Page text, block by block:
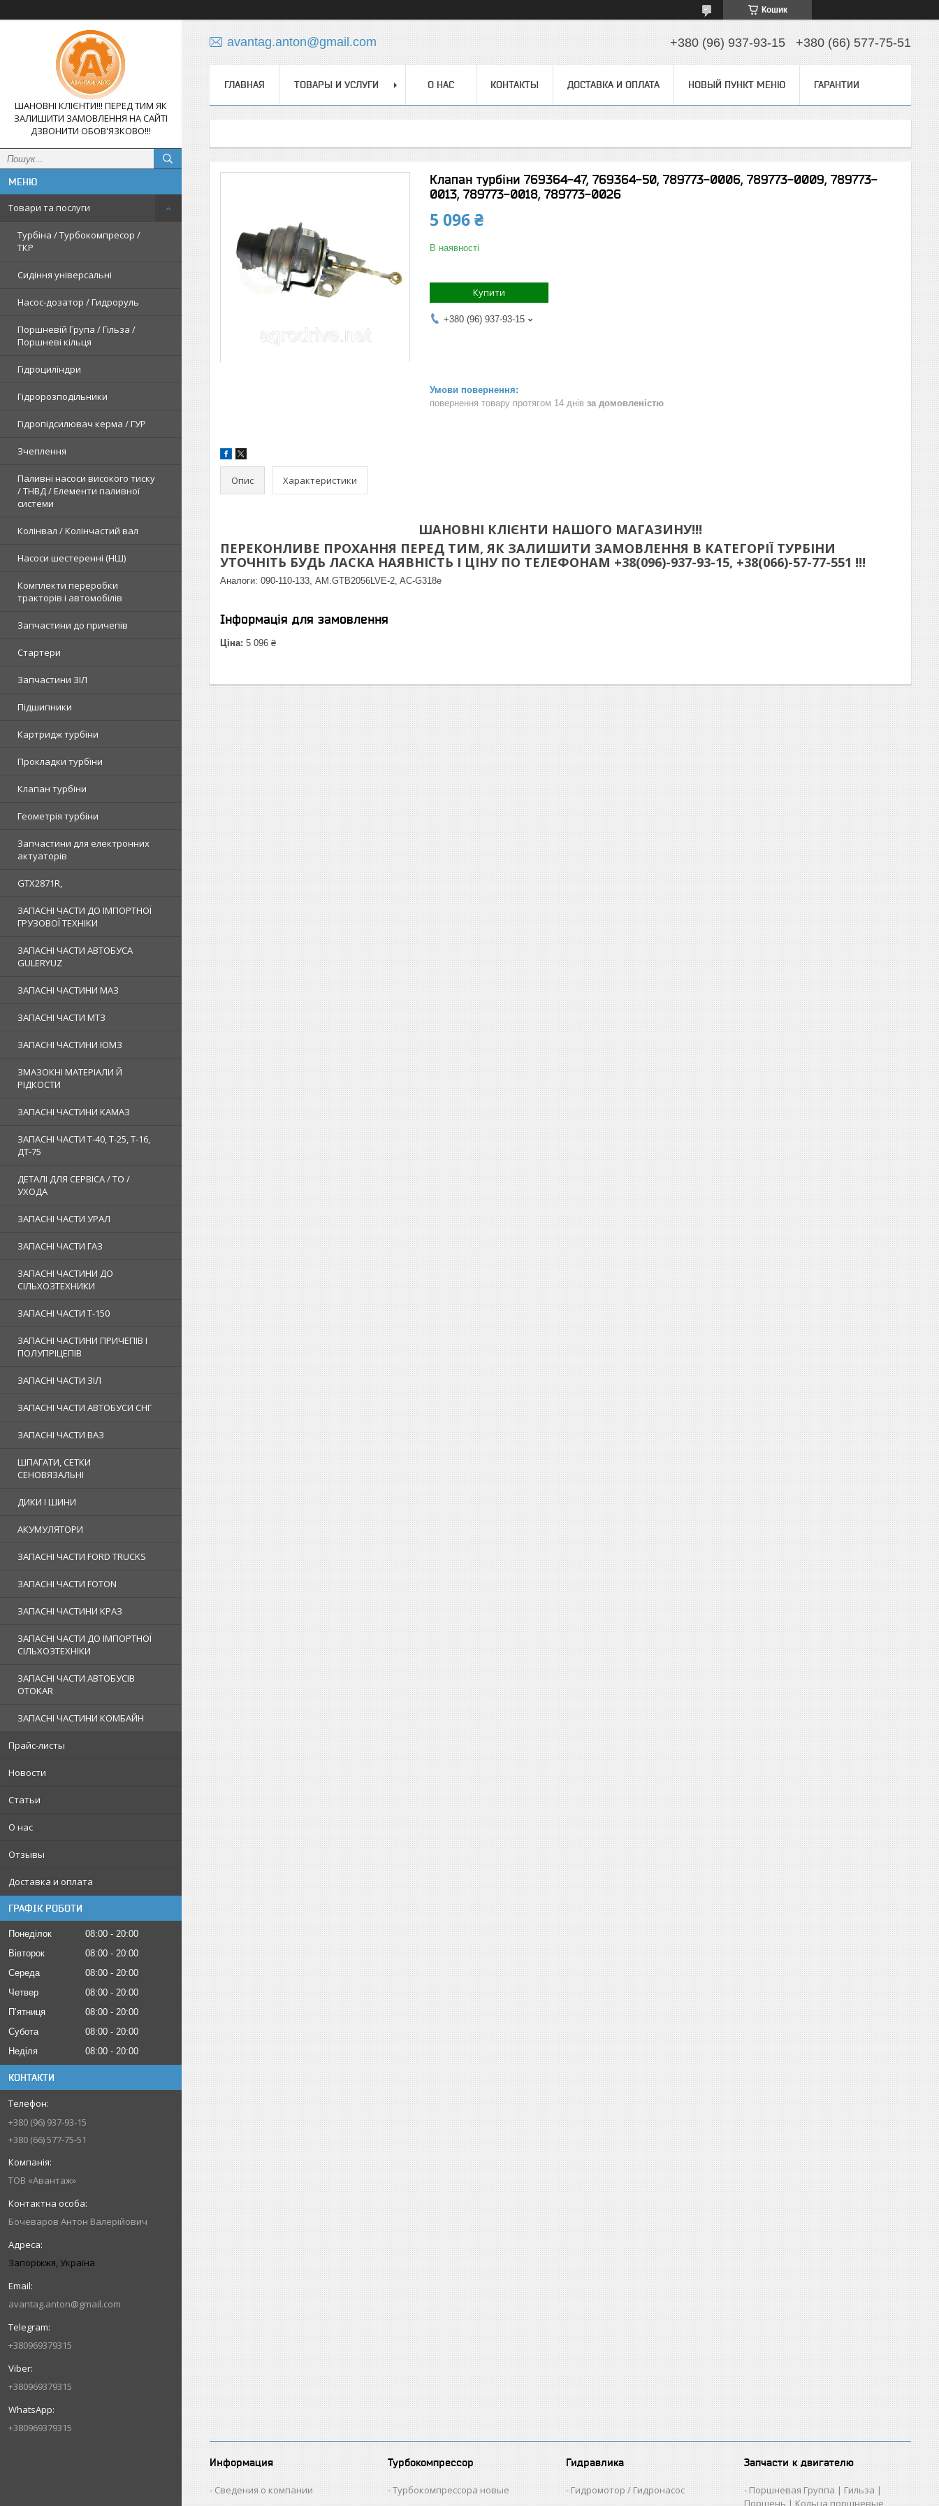
Кошик
ШАНОВНІ КЛІЄНТИ!!! ПЕРЕД ТИМ ЯК
ЗАЛИШИТИ ЗАМОВЛЕННЯ НА САЙТІ
ДЗВОНИТИ ОБОВ'ЯЗКОВО!!!
Товари та послуги
Турбіна / Турбокомпресор /
ТКР
Сидіння універсальні
Насос-дозатор / Гидроруль
Поршневій Група / Гільза /
Поршневі кільця
Гідроциліндри
Гідророзподільники
Гідропідсилювач керма / ГУР
Зчеплення
Паливні насоси високого тиску
/ ТНВД / Елементи паливної
системи
Колінвал / Колінчастий вал
Насоси шестеренні (НШ)
Комплекти переробки
тракторів і автомобілів
Запчастини до причепів
Стартери
Запчастини ЗІЛ
Підшипники
Картридж турбіни
Прокладки турбіни
Клапан турбіни
Геометрія турбіни
Запчастини для електронних
актуаторів
GTX2871R,
ЗАПАСНІ ЧАСТИ ДО ІМПОРТНОЇ
ГРУЗОВОЇ ТЕХНІКИ
ЗАПАСНІ ЧАСТИ АВТОБУСА
GULERYUZ
ЗАПАСНІ ЧАСТИНИ МАЗ
ЗАПАСНІ ЧАСТИ МТЗ
ЗАПАСНІ ЧАСТИНИ ЮМЗ
ЗМАЗОКНІ МАТЕРІАЛИ Й
РІДКОСТИ
ЗАПАСНІ ЧАСТИНИ КАМАЗ
ЗАПАСНІ ЧАСТИ Т-40, Т-25, Т-16,
ДТ-75
ДЕТАЛІ ДЛЯ СЕРВІСА / ТО /
УХОДА
ЗАПАСНІ ЧАСТИ УРАЛ
ЗАПАСНІ ЧАСТИ ГАЗ
ЗАПАСНІ ЧАСТИНИ ДО
СІЛЬХОЗТЕХНИКИ
ЗАПАСНІ ЧАСТИ Т-150
ЗАПАСНІ ЧАСТИНИ ПРИЧЕПІВ І
ПОЛУПРІЦЕПІВ
ЗАПАСНІ ЧАСТИ ЗІЛ
ЗАПАСНІ ЧАСТИ АВТОБУСИ СНГ
ЗАПАСНІ ЧАСТИ ВАЗ
ШПАГАТИ, СЕТКИ
СЕНОВЯЗАЛЬНІ
ДИКИ І ШИНИ
АКУМУЛЯТОРИ
ЗАПАСНІ ЧАСТИ FORD TRUCKS
ЗАПАСНІ ЧАСТИ FOTON
ЗАПАСНІ ЧАСТИНИ КРАЗ
ЗАПАСНІ ЧАСТИ ДО ІМПОРТНОЇ
СІЛЬХОЗТЕХНІКИ
ЗАПАСНІ ЧАСТИ АВТОБУСІВ
OTOKAR
ЗАПАСНІ ЧАСТИНИ КОМБАЙН
Прайс-листы
Новости
Статьи
О нас
Отзывы
Доставка и оплата
ГРАФІК РОБОТИ
Понеділок 08:00
20:00
Вівторок
08:00
20:00
Середа
08:00
20:00
Четвер
08:00
20:00
Пʼятниця
08:00
20:00
Субота
08:00
20:00
Неділя
08:00 20:00
КОНТАКТИ
+380 (96) 937-93-15
+380 (66) 577-75-51
ТОВ «Авантаж»
Бочеваров Антон Валерійович
Запоріжжя, Україна
avantag.anton@gmail.com
+380969379315
+380969379315
+380969379315
avantag.anton@gmail.com +380 (96) 937-93-15 +380 (66) 577-75-51
ГЛАВНАЯ ТОВАРЫ И УСЛУГИ О НАС КОНТАКТЫ ДОСТАВКА И ОПЛАТА НОВЫЙ ПУНКТ МЕНЮ ГАРАНТИИ
Клапан турбіни 769364-47, 769364-50, 789773-0006, 789773-0009, 789773-
0013, 789773-0018, 789773-0026
5 096 ₴
В наявності
Купити
+380 (96) 937-93-15
повернення товару протягом 14 днів за домовленістю
Опис Характеристики
ШАНОВНІ КЛІЄНТИ НАШОГО МАГАЗИНУ!!!
ПЕРЕКОНЛИВЕ ПРОХАННЯ ПЕРЕД ТИМ, ЯК ЗАЛИШИТИ ЗАМОВЛЕННЯ В КАТЕГОРІЇ ТУРБІНИ
УТОЧНІТЬ БУДЬ ЛАСКА НАЯВНІСТЬ І ЦІНУ ПО ТЕЛЕФОНАМ +38(096)-937-93-15, +38(066)-57-77-551 !!!
Аналоги: 090-110-133, AM.GTB2056LVE-2, AC-G318e
Інформація для замовлення
Ціна: 5 096 ₴
Информация
Сведения о компании
Турбокомпрессор
Турбокомпрессора новые
Гидравлика
Гидромотор / Гидронасос
Запчасти к двигателю
Поршневая Группа | Гильза |
Поршень | Кольца поршневые